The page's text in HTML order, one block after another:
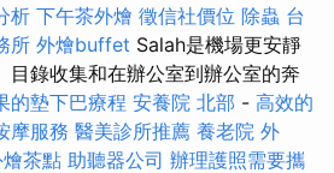
析 下午茶外燴 徵信社價位 除蟲 台
所 外燴buffet Salah是機場更安靜
目錄收集和在辦公室到辦公室的奔
的墊下巴療程 安養院 北部 - 高效的
摩服務 醫美診所推薦 養老院 外
茶點 助聽器公司 辦理護照需要攜